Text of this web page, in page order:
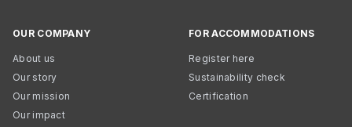
OUR COMPANY
About us
Our story
Our mission
Our impact
FOR ACCOMMODATIONS
Register here
Sustainability check
Certification